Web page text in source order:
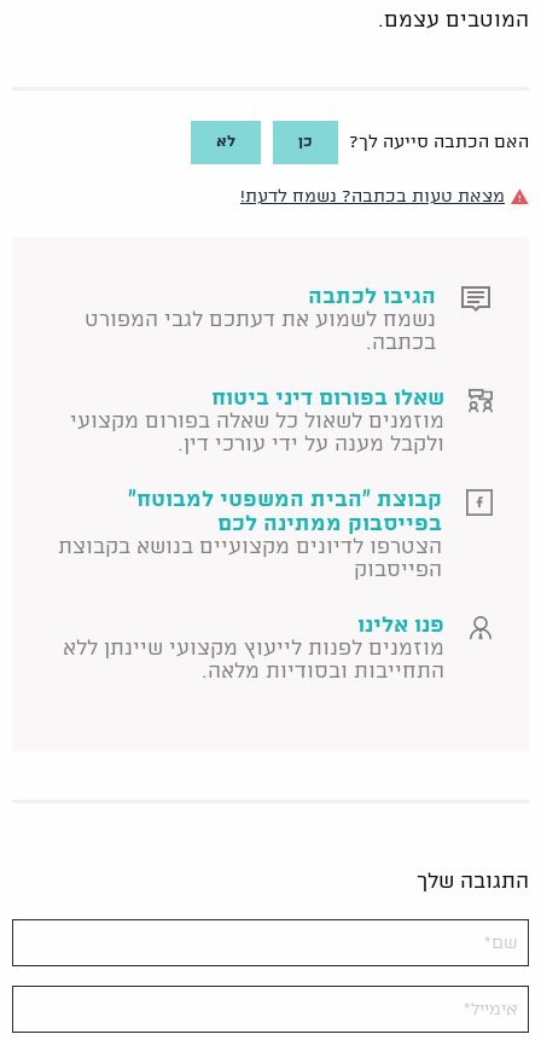
המוטבים עצמם.
האם הכתבה סייעה לך? כן לא
מצאת טעות בכתבה? נשמח לדעת!
הגיבו לכתבה
נשמח לשמוע את דעתכם לגבי המפורט
בכתבה.
שאלו בפורום דיני ביטוח
מוזמנים לשאול כל שאלה בפורום מקצועי
ולקבל מענה על ידי עורכי דין.
קבוצת "הבית המשפטי למבוטח"
בפייסבוק ממתינה לכם
הצטרפו לדיונים מקצועיים בנושא בקבוצת
הפייסבוק
פנו אלינו
מוזמנים לפנות לייעוץ מקצועי שיינתן ללא
התחייבות ובסודיות מלאה.
התגובה שלך